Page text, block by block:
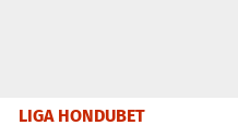
LIGA HONDUBET